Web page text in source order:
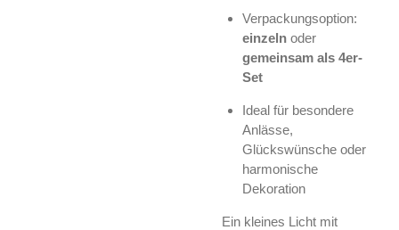
Verpackungsoption:
einzelnoder
gemeinsam als 4er-
Set
Ideal für besondere
Anlässe,
Glückswünsche oder
harmonische
Dekoration
Ein kleines Licht mit